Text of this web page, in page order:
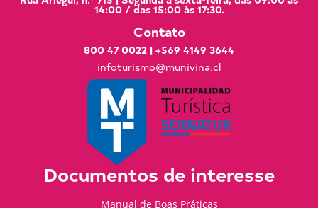
14:00 / das 15:00 às 17:30.
Contato
800 47 0022 | +569 4149 3644
infoturismo@munivina.cl
Documentos de interesse
Manual de Boas Práticas